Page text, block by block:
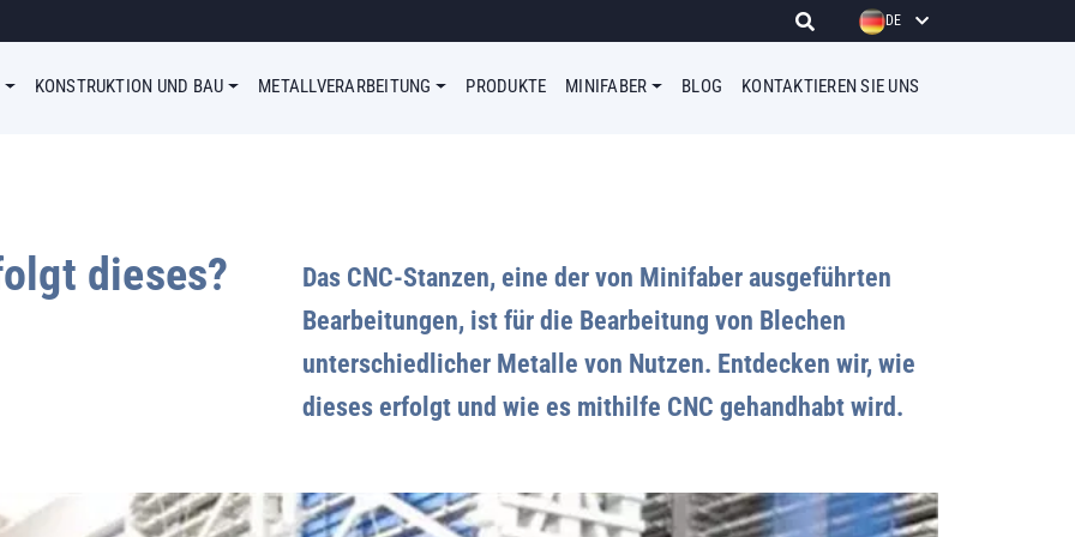
DE
KONSTRUKTION UND BAU METALLVERARBEITUNG PRODUKTE MINIFABER BLOG KONTAKTIEREN SIE UNS
dieses?
Das CNC-Stanzen, eine der von Minifaber ausgeführten
Bearbeitungen, ist für die Bearbeitung von Blechen
unterschiedlicher Metalle von Nutzen. Entdecken wir, wie
dieses erfolgt und wie es mithilfe CNC gehandhabt wird.